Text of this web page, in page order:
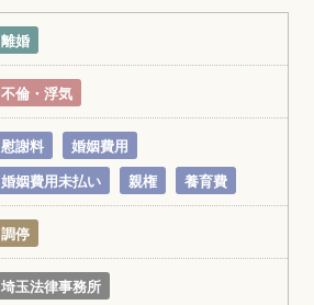
離婚
不倫・浮気
慰謝料
婚姻費用
婚姻費用未払い
親権 養育費
調停
埼玉法律事務所